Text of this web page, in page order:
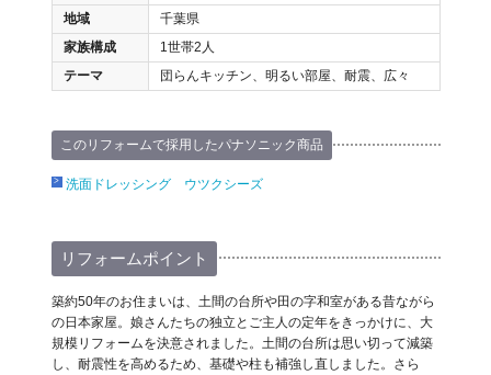
地域
千葉県
家族構成
1世帯2人
テーマ
団らんキッチン、明るい部屋、耐震、広々
このリフォームで採用したパナソニック商品
洗面ドレッシング ウツクシーズ
リフォームポイント
築約50年のお住まいは、土間の台所や田の字和室がある昔ながら
の日本家屋。娘さんたちの独立とご主人の定年をきっかけに、大
規模リフォームを決意されました。土間の台所は思い切って減築
し、耐震性を高めるため、基礎や柱も補強し直しました。さら